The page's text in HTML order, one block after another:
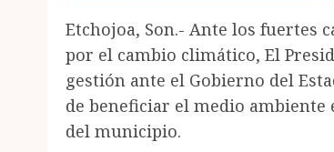
Etchojoa, Son.- Ante los fuertes
por el cambio climático, El
gestión ante el Gobierno del
de beneficiar el medio ambiente
del municipio.